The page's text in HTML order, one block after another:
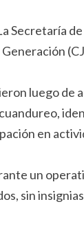
Secretaría
luego de
en
un
sin